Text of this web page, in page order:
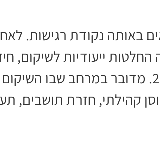
ייעודיות לשיקום,
יישובי חבל תקומה בשנים 2025-2026. מדובר במרחב
קהילתי, חזרת תושבים,